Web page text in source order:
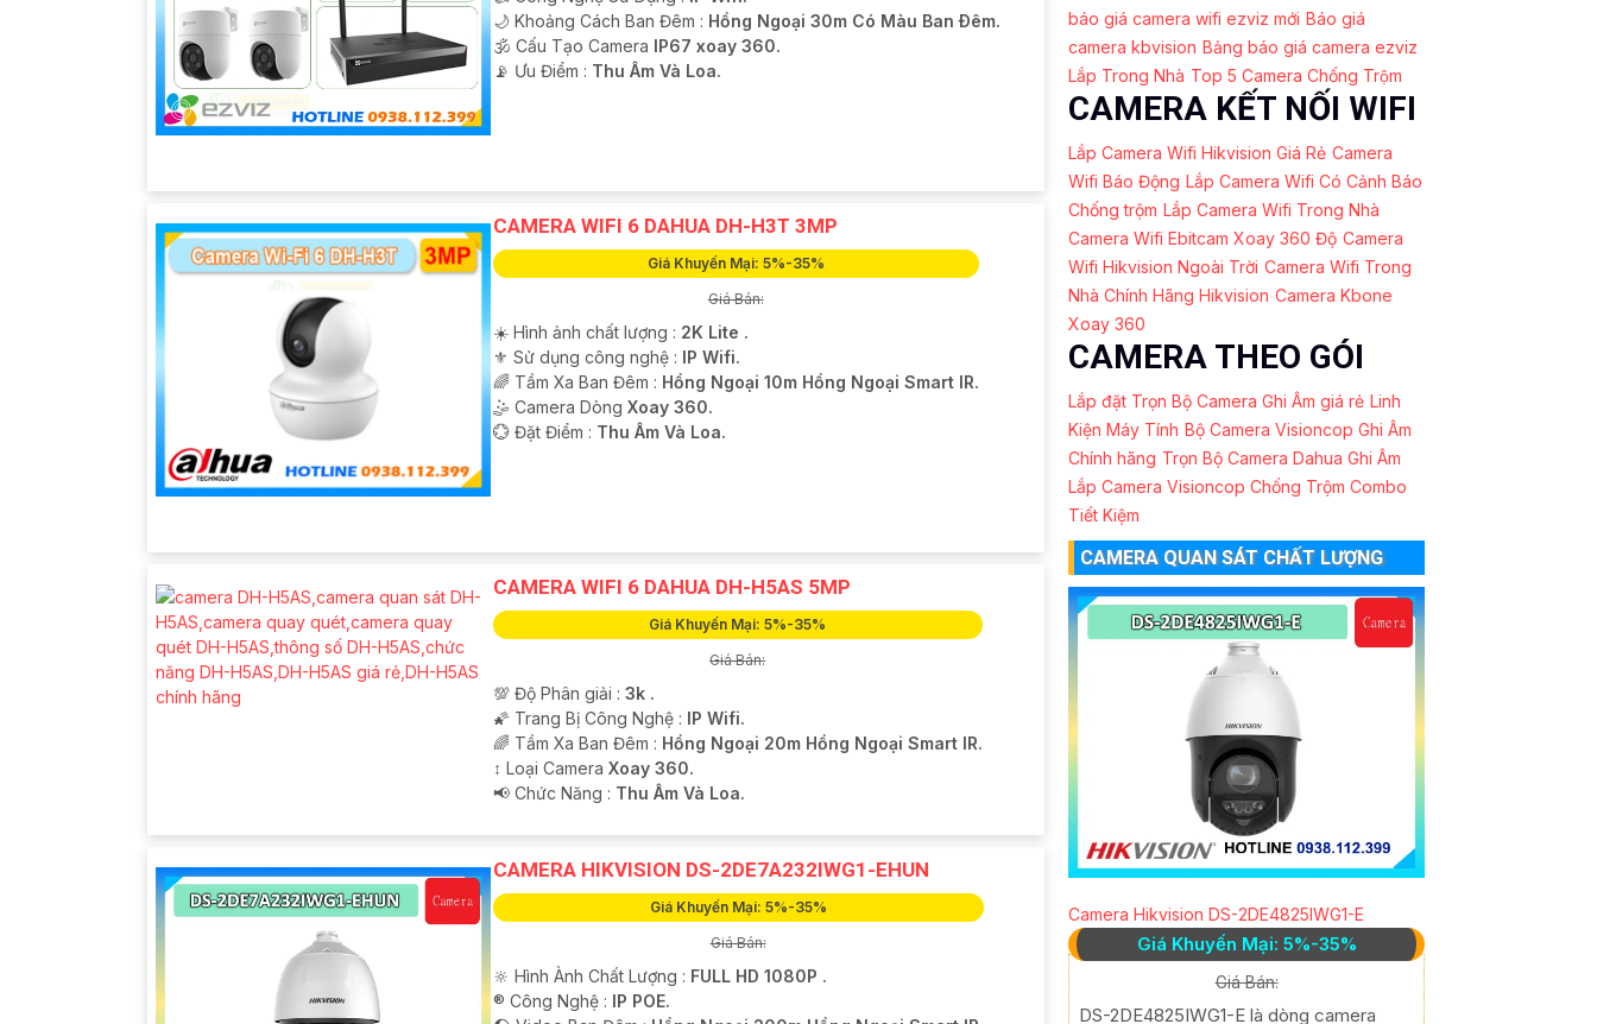
🌙 Khoảng Cách Ban Đêm : Hồng Ngoại 30m Có Màu Ban Ðêm.
🕉️ Cấu Tạo Camera IP67 xoay 360.
️📡 Ưu Điểm : Thu Âm Và Loa.
CAMERA WIFI 6 DAHUA DH-H3T 3MP
Giá Khuyến Mại: 5%-35%
Giá Bán:
☀️ Hình ảnh chất lượng : 2K Lite .
⚜️ Sử dụng công nghệ : IP Wifi.
🌈 Tầm Xa Ban Đêm : Hồng Ngoại 10m Hồng Ngoại Smart IR.
🤹 Camera Dòng Xoay 360.
️💮 Đặt Điểm : Thu Âm Và Loa.
CAMERA WIFI 6 DAHUA DH-H5AS 5MP
Giá Khuyến Mại: 5%-35%
Giá Bán:
💯 Độ Phân giải : 3k .
🌠 Trang Bị Công Nghệ : IP Wifi.
🌈 Tầm Xa Ban Đêm : Hồng Ngoại 20m Hồng Ngoại Smart IR.
↕️ Loại Camera Xoay 360.
️📢 Chức Năng : Thu Âm Và Loa.
CAMERA HIKVISION DS-2DE7A232IWG1-EHUN
Giá Khuyến Mại: 5%-35%
Giá Bán:
🔆 Hình Ành Chất Lượng : FULL HD 1080P .
®️ Công Nghệ : IP POE.
báo giá camera wifi ezviz mới Báo giá
camera kbvision Bảng báo giá camera ezviz
Lắp Trong Nhà Top 5 Camera Chống Trộm
CAMERA KẾT NỐI WIFI
Lắp Camera Wifi Hikvision Giá Rẻ Camera
Wifi Báo Động Lắp Camera Wifi Có Cảnh Báo
Chống trộm Lắp Camera Wifi Trong Nhà
Camera Wifi Ebitcam Xoay 360 Độ Camera
Wifi Hikvision Ngoài Trời Camera Wifi Trong
Nhà Chính Hãng Hikvision Camera Kbone
Xoay 360
CAMERA THEO GÓI
Lắp đặt Trọn Bộ Camera Ghi Âm giá rẻ Linh
Kiện Máy Tính Bộ Camera Visioncop Ghi Âm
Chính hãng Trọn Bộ Camera Dahua Ghi Âm
Lắp Camera Visioncop Chống Trộm Combo
Tiết Kiệm
CAMERA QUAN SÁT CHẤT LƯỢNG
Camera Hikvision DS-2DE4825IWG1-E
Giá Khuyến Mại: 5%-35%
Giá Bán:
DS-2DE4825IWG1-E là dòng camera